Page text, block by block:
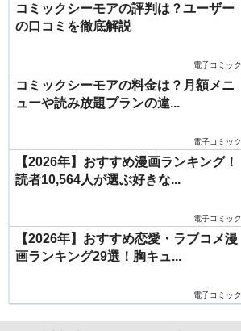
コミックシーモアの評判は？ユーザー
の口コミを徹底解説
電子コミック
コミックシーモアの料金は？月額メニ
ューや読み放題プランの違...
電子コミック
【2026年】おすすめ漫画ランキング！
読者10,564人が選ぶ好きな...
電子コミック
【2026年】おすすめ恋愛・ラブコメ漫
画ランキング29選！胸キュ...
電子コミック